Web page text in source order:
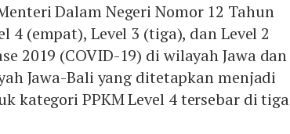
Dalam Negeri Nomor 12 Tahun
4 (empat), Level 3 (tiga), dan Level 2
2019 (COVID-19) di wilayah Jawa dan
Jawa-Bali yang ditetapkan menjadi
kategori PPKM Level 4 tersebar di tiga